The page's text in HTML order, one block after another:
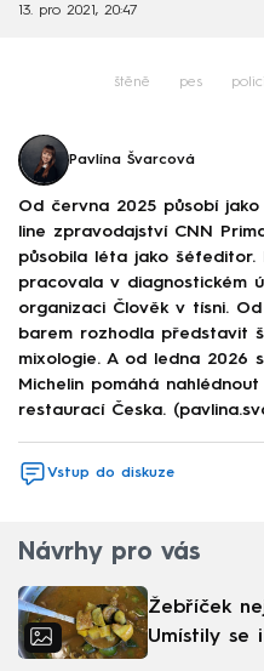
13. pro 2021, 20:47
štěně pes
Pavlína Švarcová
Od června 2025 působí
line zpravodajství CNN
působila léta jako šéfeditor.
pracovala v diagnostickém
organizaci Člověk v tísni.
barem rozhodla představit
mixologie. A od ledna 2026
Michelin pomáhá
restaurací Česka.
Vstup do diskuze
Návrhy pro vás
Žebříček
Umístily se